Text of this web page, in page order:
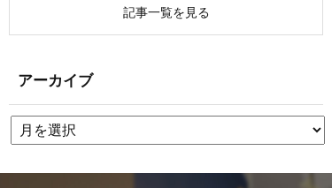
記事一覧を見る
アーカイブ